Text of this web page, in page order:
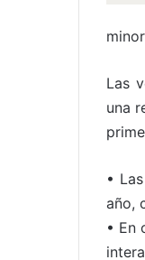
Las
una
•
año,
• En